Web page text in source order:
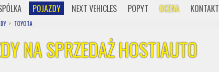
POJAZDY NEXT VEHICLES POPYT OCENA KONTAKT
TOYOTA
NA SPRZEDAŻ HOSTIAUTO